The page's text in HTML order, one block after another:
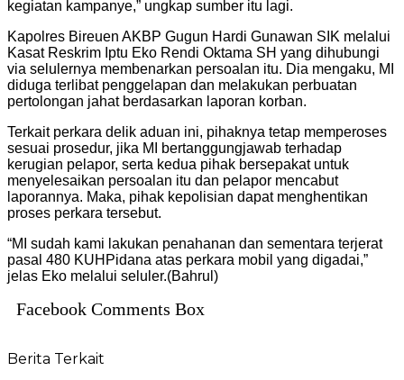
kegiatan kampanye,” ungkap sumber itu lagi.
Kapolres Bireuen AKBP Gugun Hardi Gunawan SIK melalui
Kasat Reskrim Iptu Eko Rendi Oktama SH yang dihubungi
via selulernya membenarkan persoalan itu. Dia mengaku, MI
diduga terlibat penggelapan dan melakukan perbuatan
pertolongan jahat berdasarkan laporan korban.
Terkait perkara delik aduan ini, pihaknya tetap memperoses
sesuai prosedur, jika MI bertanggungjawab terhadap
kerugian pelapor, serta kedua pihak bersepakat untuk
menyelesaikan persoalan itu dan pelapor mencabut
laporannya. Maka, pihak kepolisian dapat menghentikan
proses perkara tersebut.
“MI sudah kami lakukan penahanan dan sementara terjerat
pasal 480 KUHPidana atas perkara mobil yang digadai,”
jelas Eko melalui seluler.(Bahrul)
Facebook Comments Box
Berita Terkait